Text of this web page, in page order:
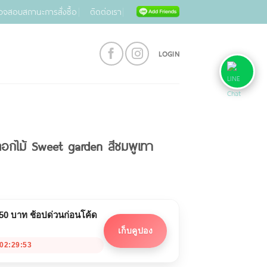
จสอบสถานะการสั่งซื้อ ติดต่อเรา
LOGIN
อกไม้ Sweet garden สีชมพูเทา
บาท ช้อปด่วนก่อนโค้ด
02:29:53
เก็บคูปอง